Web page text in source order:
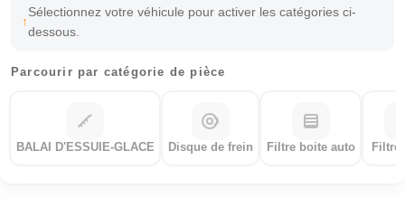
Sélectionnez votre véhicule pour activer les catégories ci-
dessous.
Parcourir par catégorie de pièce
BALAI D'ESSUIE-GLACE Disque de frein Filtre boite auto